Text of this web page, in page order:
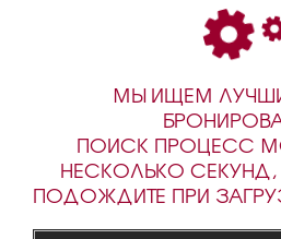
МЫ ИЩЕМ
ПОИСК ПРОЦЕСС
НЕСКОЛЬКО
ПОДОЖДИТЕ ПРИ